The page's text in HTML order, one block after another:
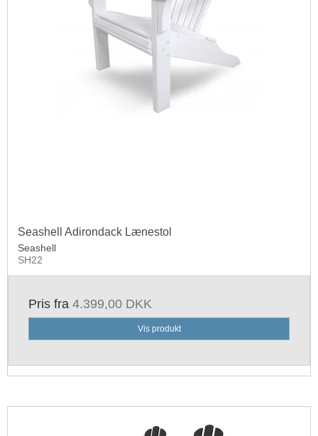
Seashell Adirondack Lænestol
Seashell
SH22
Pris fra 4.399,00 DKK
Vis produkt